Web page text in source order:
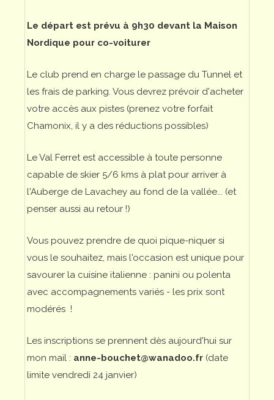
Le départ est prévu à 9h30 devant la Maison
Nordique pour co-voiturer
Le club prend en charge le passage du Tunnel et
les frais de parking. Vous devrez prévoir d'acheter
votre accès aux pistes (prenez votre forfait
Chamonix, il y a des réductions possibles)
Le Val Ferret est accessible à toute personne
capable de skier 5/6 kms à plat pour arriver à
l'Auberge de Lavachey au fond de la vallée... (et
penser aussi au retour !)
Vous pouvez prendre de quoi pique-niquer si
vous le souhaitez, mais l'occasion est unique pour
savourer la cuisine italienne : panini ou polenta
avec accompagnements variés - les prix sont
modérés !
Les inscriptions se prennent dès aujourd'hui sur
mon mail : anne-bouchet@wanadoo.fr (date
limite vendredi 24 janvier)